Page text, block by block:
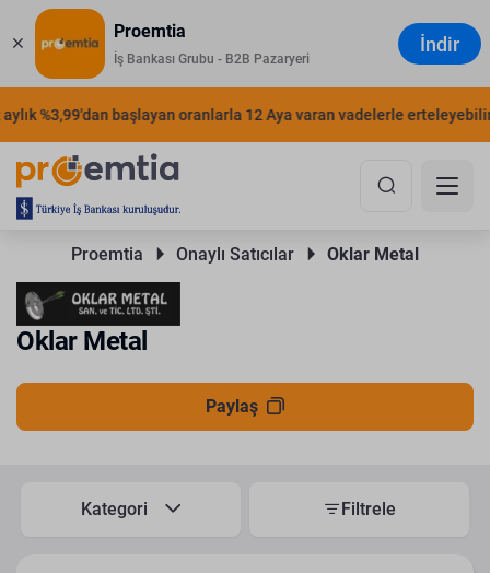
Proemtia
İş Bankası Grubu - B2B Pazaryeri
İndir
%3,99'dan başlayan oranlarla 12 Aya varan vadelerle
Proemtia Onaylı Satıcılar Oklar Metal
Oklar Metal
Paylaş
Kategori Filtrele